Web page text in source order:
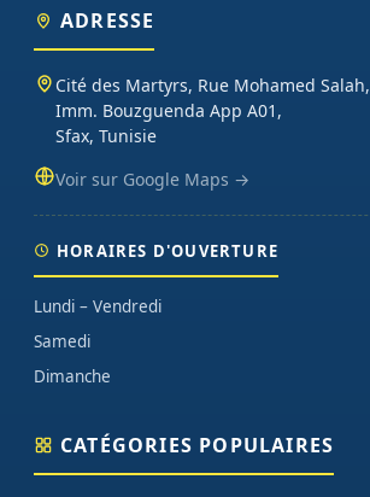
ADRESSE
Cité des Martyrs, Rue Mohamed Salah,
Imm. Bouzguenda App A01,
Sfax, Tunisie
Voir sur Google Maps →
HORAIRES D'OUVERTURE
Lundi – Vendredi
Samedi
Dimanche
CATÉGORIES POPULAIRES